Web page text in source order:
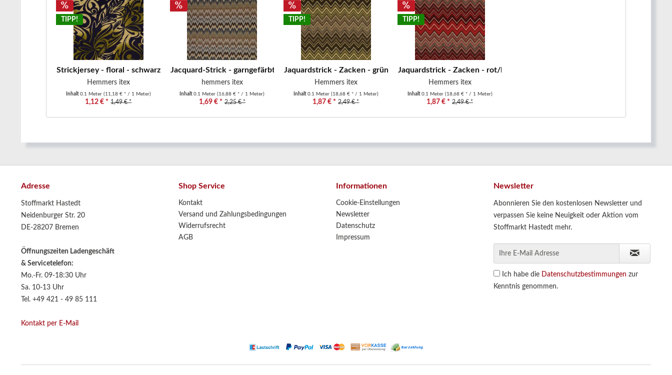
TIPP!
Strickjersey - floral - schwarz/beige/grün -
Hemmers itex
Inhalt 0.1 Meter (11,18 € * / 1 Meter)
1,12 € * 1,49 € *
Jacquard-Strick - garngefärbt - Zacken -...
hemmers itex
Inhalt0.1 Meter(16,88 € * / 1 Meter)
1,69 € * 2,25 € *
TIPP!
Jaquardstrick - Zacken - grün/braun
Hemmers itex
Inhalt 0.1 Meter (18,68 € * / 1 Meter)
1,87 € * 2,49 € *
TIPP!
Jaquardstrick - Zacken - rot/braun
Hemmers itex
Inhalt 0.1 Meter (18,68 € * / 1 Meter)
1,87 € * 2,49 € *
Adresse
Stoffmarkt Hastedt
Neidenburger Str. 20
DE-28207 Bremen
Öffnungszeiten Ladengeschäft
& Servicetelefon:
Mo.-Fr. 09-18:30 Uhr
Sa. 10-13 Uhr
Tel. +49 421 - 49 85 111
Kontakt per E-Mail
Shop Service
Kontakt
Versand und Zahlungsbedingungen
Widerrufsrecht
AGB
Informationen
Cookie-Einstellungen
Newsletter
Datenschutz
Impressum
Newsletter
Abonnieren Sie den kostenlosen Newsletter und
verpassen Sie keine Neuigkeit oder Aktion vom
Stoffmarkt Hastedt mehr.
Ich habe die Datenschutzbestimmungen zur
Kenntnis genommen.